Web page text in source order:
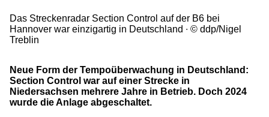
Das Streckenradar Section Control auf der B6 bei
Hannover war einzigartig in Deutschland
© ddp/Nigel
Treblin
Neue Form der Tempoüberwachung in Deutschland:
Section Control war auf einer Strecke in
Niedersachsen mehrere Jahre in Betrieb. Doch 2024
wurde die Anlage abgeschaltet.